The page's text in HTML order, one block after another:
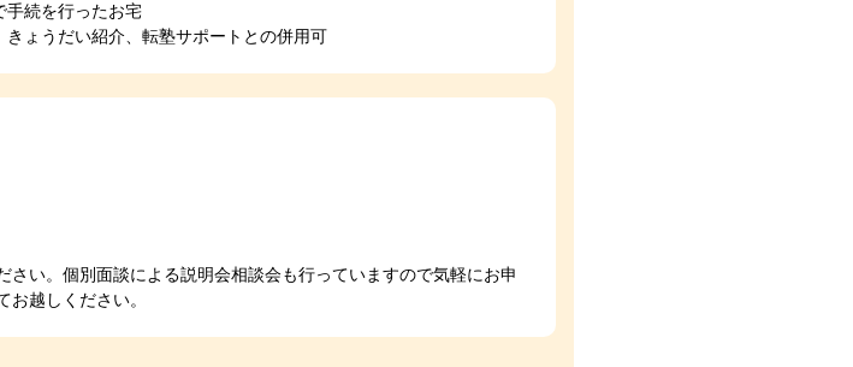
手続を行ったお宅
きょうだい紹介、転塾サポートとの併用可
い。個別面談による説明会相談会も行っていますので気軽にお申
越しください。